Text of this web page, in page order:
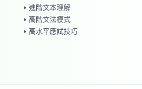
• 進階文本理解
• 高階文法模式
• 高水平應試技巧